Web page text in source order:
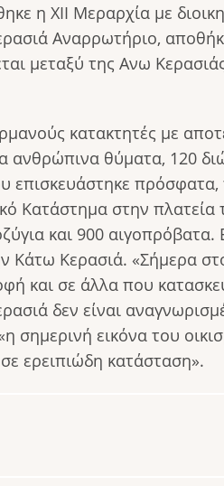
η XII Μεραρχία με
Αναρρωτήριο,
μεταξύ της Ανω
κατακτητές με
ανθρώπινα θύματα, 120
επισκευάστηκε πρόσφατα,
Κατάστημα στην πλατεία
και 900 αιγοπρόβατα.
Κάτω Κερασιά. «Σήμερα
και σε άλλα που
δεν είναι
εικόνα του
ερειπιώδη κατάσταση».